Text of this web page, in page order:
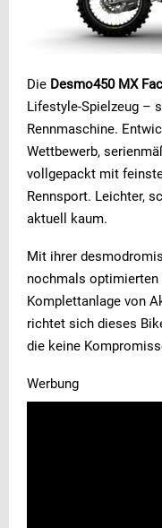
Die Desmo450 MX
Lifestyle-Spielzeug –
Rennmaschine.
Wettbewerb,
vollgepackt mit
Rennsport. Leichter,
aktuell kaum.
Mit ihrer
nochmals optimierten
Komplettanlage von
richtet sich dieses
die keine
Werbung